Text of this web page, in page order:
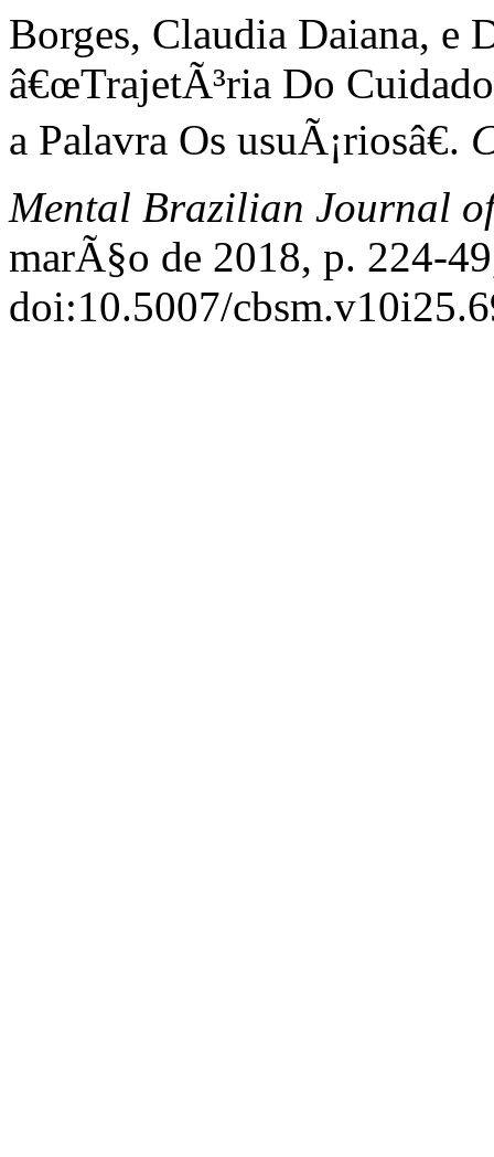
Borges, Claudia Daiana, e
â€œTrajetÃ³ria Do
a Palavra Os usuÃ¡riosâ€.
Mental Brazilian Journal
marÃ§o de 2018, p. 224-
doi:10.5007/